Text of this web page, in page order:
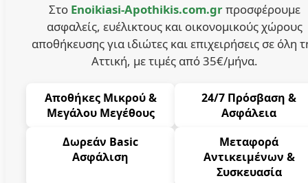
Στο Enoikiasi-Apothikis.com.grπροσφέρουμε
ασφαλείς, ευέλικτους και οικονομικούς χώρους
αποθήκευσης για ιδιώτες και επιχειρήσεις σε όλη
Αττική, με τιμές από 35€/μήνα.
Αποθήκες Μικρού &
Μεγάλου Μεγέθους
24/7 Πρόσβαση &
Ασφάλεια
Δωρεάν Basic
Ασφάλιση
Μεταφορά
Αντικειμένων &
Συσκευασία